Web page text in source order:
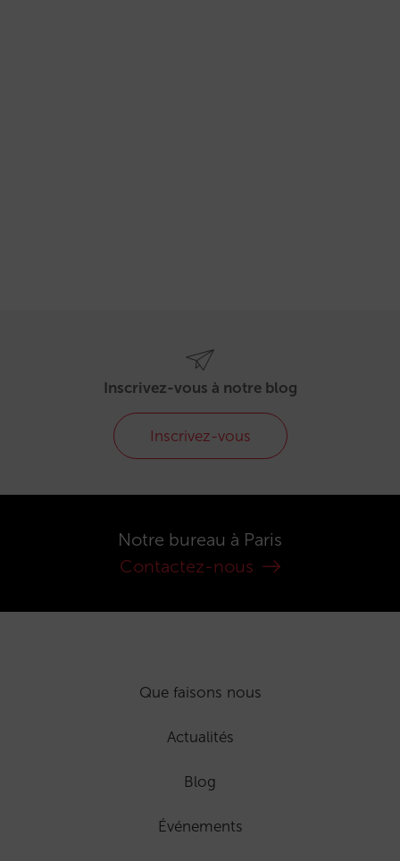
Inscrivez-vous à notre blog
Inscrivez-vous
Notre bureau à Paris
Contactez-nous
Que faisons nous
Actualités
Blog
Événements